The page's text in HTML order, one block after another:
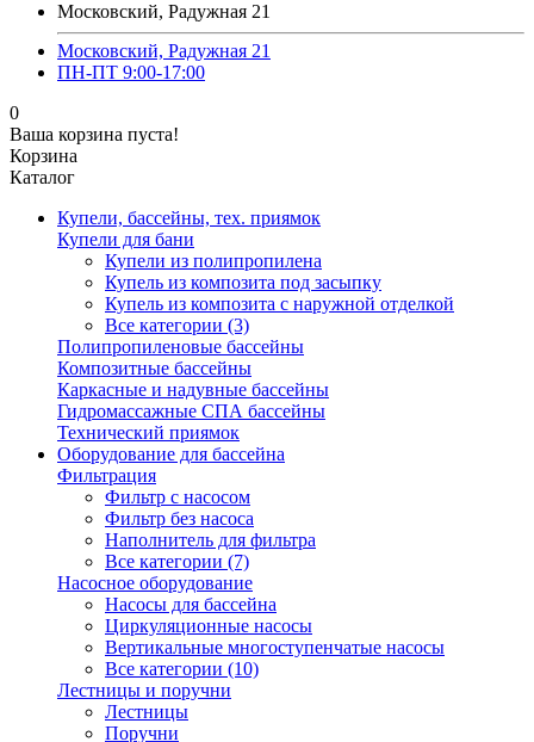
Московский, Радужная 21
Московский, Радужная 21
ПН-ПТ 9:00-17:00
0
Ваша корзина пуста!
Корзина
Каталог
Купели, бассейны, тех. приямок
Купели для бани
Купели из полипропилена
Купель из композита под засыпку
Купель из композита с наружной отделкой
Все категории (3)
Полипропиленовые бассейны
Композитные бассейны
Каркасные и надувные бассейны
Гидромассажные СПА бассейны
Технический приямок
Оборудование для бассейна
Фильтрация
Фильтр с насосом
Фильтр без насоса
Наполнитель для фильтра
Все категории (7)
Насосное оборудование
Насосы для бассейна
Циркуляционные насосы
Вертикальные многоступенчатые насосы
Все категории (10)
Лестницы и поручни
Лестницы
Поручни